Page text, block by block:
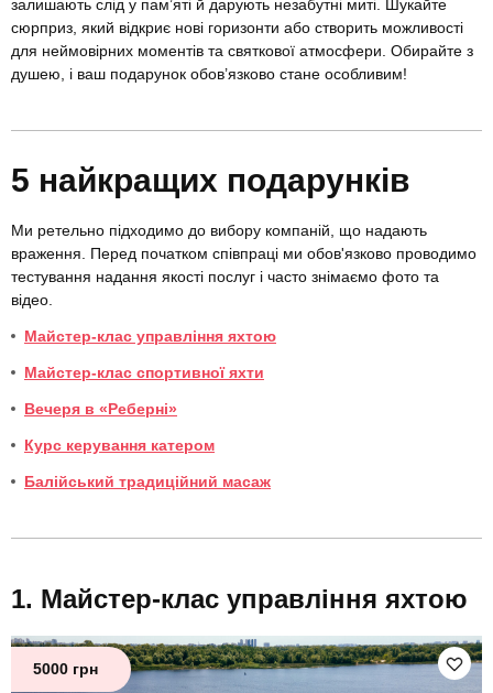
залишають слід у пам’яті й дарують незабутні миті. Шукайте
сюрприз, який відкриє нові горизонти або створить можливості
для неймовірних моментів та святкової атмосфери. Обирайте з
душею, і ваш подарунок обов’язково стане особливим!
5 найкращих подарунків
Ми ретельно підходимо до вибору компаній, що надають
враження. Перед початком співпраці ми обов'язково проводимо
тестування надання якості послуг і часто знімаємо фото та
відео.
Майстер-клас управління яхтою
Майстер-клас спортивної яхти
Вечеря в «Реберні»
Курс керування катером
Балійський традиційний масаж
Майстер-клас управління яхтою
5000 грн